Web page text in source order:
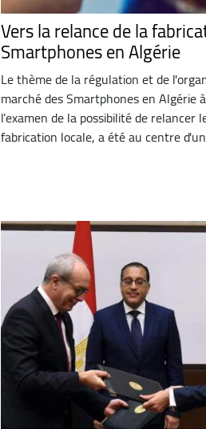
Vers la relance de la
Smartphones en Algérie
Le thème de la régulation et de
marché des Smartphones en Algérie
l’examen de la possibilité de relancer
fabrication locale, a été au centre